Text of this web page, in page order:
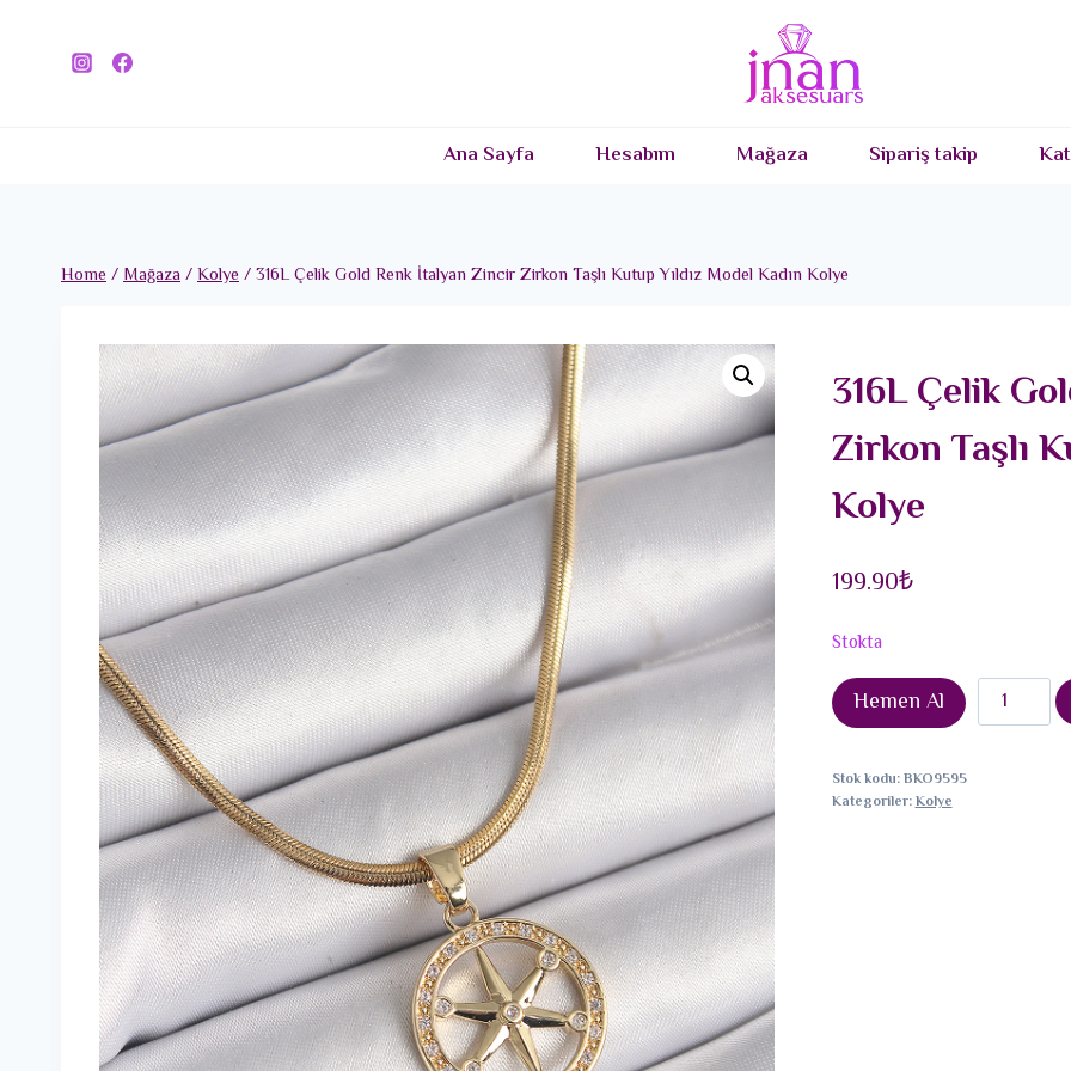
Ana Sayfa Hesabım Mağaza Sipariş takip
Home/Mağaza/Kolye/316L Çelik Gold Renk İtalyan Zincir Zirkon Taşlı Kutup Yıldız Model Kadın Kolye
316L Çelik
Zirkon Taşlı
Kolye
199.90₺
Stokta
Hemen Al
316L
Çelik
Stok kodu:BKO9595
Kategoriler:Kolye